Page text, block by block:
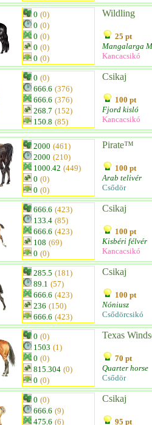
0 (0)
0 (0)
0 (0)
0 (0)
0 (0)
Wildling
25 pt
Mangalarga
Kancacsikó
0 (0)
666.6 (376)
666.6 (376)
268.7 (152)
150.8 (85)
Csikaj
100 pt
Fjord kisló
Kancacsikó
2000 (461)
2000 (210)
1000.42 (449)
0 (0)
0 (0)
Pirate™
100 pt
Arab telivér
Csődör
666.6 (423)
133.4 (85)
666.6 (423)
108 (69)
0 (0)
Csikaj
100 pt
Kisbéri félvér
Kancacsikó
285.5 (181)
89.1 (57)
666.6 (423)
236 (150)
666.6 (423)
Csikaj
100 pt
Nóniusz
Csődörcsikó
0 (0)
1503 (1)
0 (0)
815.304 (0)
0 (0)
Texas
70 pt
Quarter horse
Csődör
0 (0)
666.6 (9)
475.6 (6)
Csikaj
95 pt